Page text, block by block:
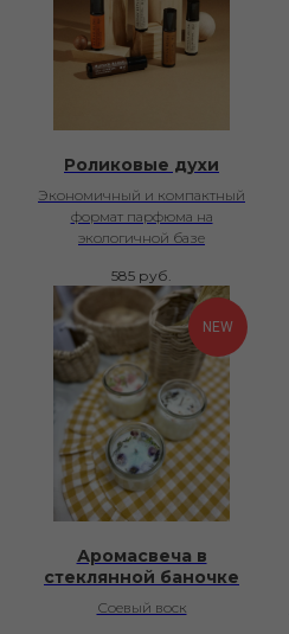
Роликовые духи
Экономичный и компактный
формат парфюма на
экологичной базе
585 руб.
NEW
Аромасвеча в
стеклянной баночке
Соевый воск